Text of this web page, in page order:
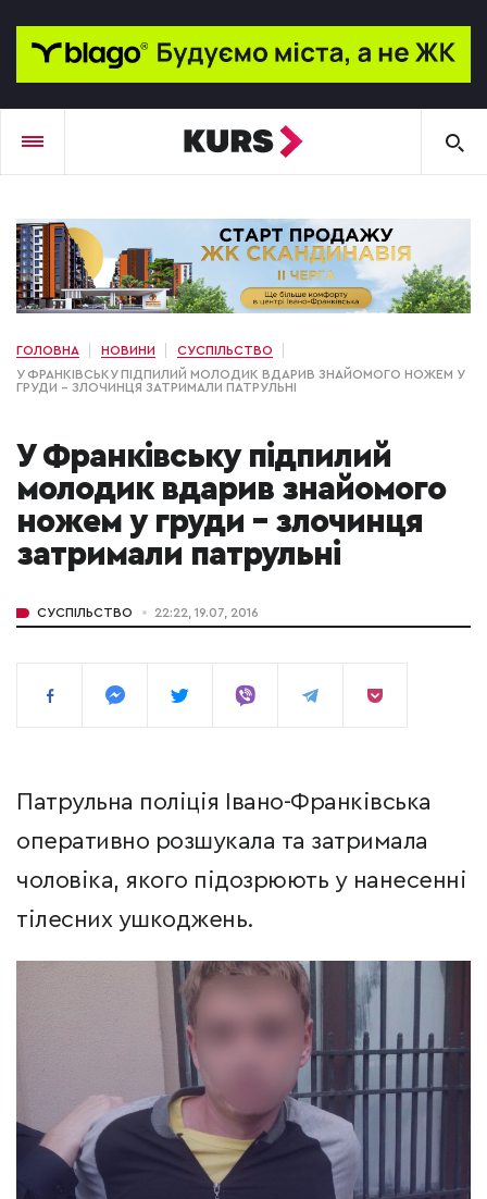
ГОЛОВНА НОВИНИ
СУСПІЛЬСТВО
У ФРАНКІВСЬКУ ПІДПИЛИЙ МОЛОДИК ВДАРИВ ЗНАЙОМОГО НОЖЕМ У
ГРУДИ – ЗЛОЧИНЦЯ ЗАТРИМАЛИ ПАТРУЛЬНІ
У Франківську підпилий
молодик вдарив знайомого
ножем у груди – злочинця
затримали патрульні
СУСПІЛЬСТВО 22:22, 19.07, 2016
Патрульна поліція Івано-Франківська
оперативно розшукала та затримала
чоловіка, якого підозрюють у нанесенні
тілесних ушкоджень.